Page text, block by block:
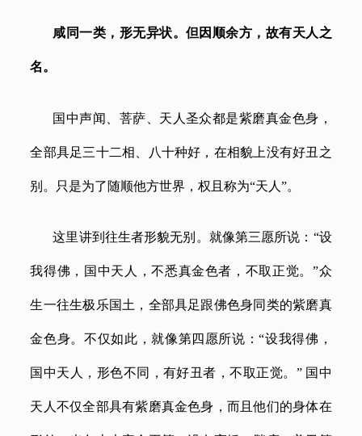
咸同一类，形无异状。但因顺余方，故有天人之
名。
国中声闻、菩萨、天人圣众都是紫磨真金色身，
全部具足三十二相、八十种好，在相貌上没有好丑之
别。只是为了随顺他方世界，权且称为“天人”。
这里讲到往生者形貌无别。就像第三愿所说： “设
我得佛，国中天人，不悉真金色者，不取正觉。”众
生一往生极乐国土，全部具足跟佛色身同类的紫磨真
金色身。不仅如此，就像第四愿所说：“设我得佛，
国中天人，形色不同，有好丑者，不取正觉。” 国中
天人不仅全部具有紫磨真金色身，而且他们的身体在